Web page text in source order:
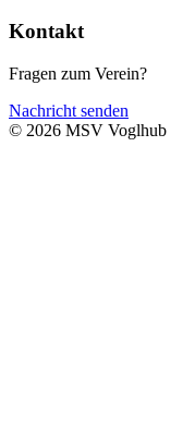
Kontakt
Fragen zum Verein?
Nachricht senden
© 2026 MSV Voglhub